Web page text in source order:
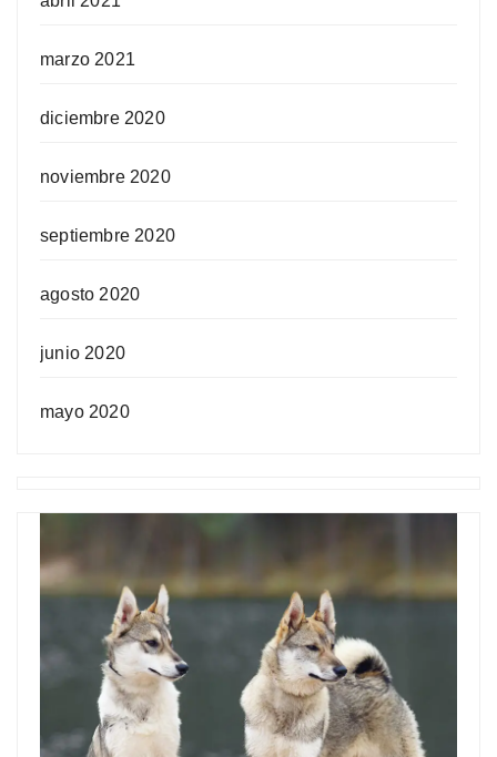
marzo 2021
diciembre 2020
noviembre 2020
septiembre 2020
agosto 2020
junio 2020
mayo 2020